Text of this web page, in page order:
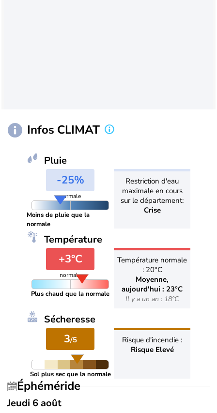
Infos CLIMAT
Pluie
-25%
normale
Moins de pluie que la
normale
Restriction d'eau
maximale en cours
sur le département:
Crise
Température
+3°C
normale
Plus chaud que la normale
Température normale
: 20°C
Moyenne,
aujourd'hui : 23°C
Il y a un an : 18°C
Sécheresse
3/5
Sol plus sec que la normale
Risque d'incendie :
Risque Elevé
Éphéméride
Jeudi 6 août